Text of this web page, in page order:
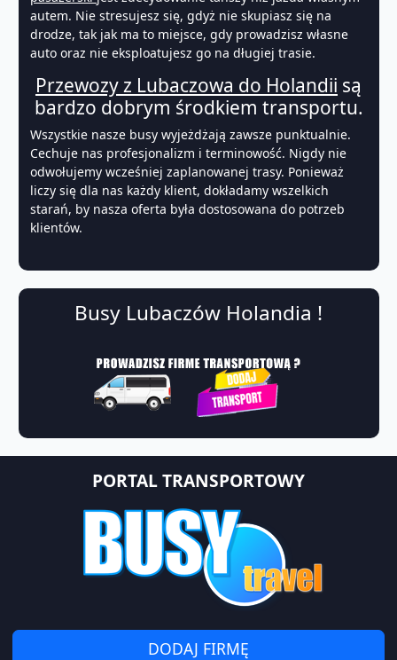
autem. Nie stresujesz się, gdyż nie skupiasz się na
drodze, tak jak ma to miejsce, gdy prowadzisz własne
auto oraz nie eksploatujesz go na długiej trasie.
Przewozy z Lubaczowa do Holandii są
bardzo dobrym środkiem transportu.
Wszystkie nasze busy wyjeżdżają zawsze punktualnie.
Cechuje nas profesjonalizm i terminowość. Nigdy nie
odwołujemy wcześniej zaplanowanej trasy. Ponieważ
liczy się dla nas każdy klient, dokładamy wszelkich
starań, by nasza oferta była dostosowana do potrzeb
klientów.
Busy Lubaczów Holandia !
PORTAL TRANSPORTOWY
DODAJ FIRMĘ